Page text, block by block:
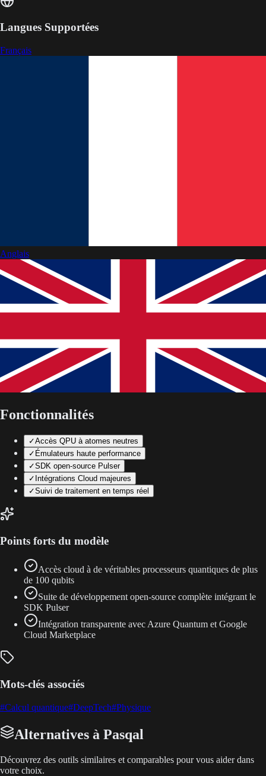
Langues Supportées
Français
Anglais
Fonctionnalités
✓Accès QPU à atomes neutres
✓ Émulateurs haute performance
✓SDK open-source Pulser
✓ Intégrations Cloud majeures
✓Suivi de traitement en temps réel
Points forts du modèle
Accès cloud à de véritables processeurs quantiques de plus
de 100 qubits
Suite de développement open-source complète intégrant le
SDK Pulser
Intégration transparente avec Azure Quantum et Google
Cloud Marketplace
Mots-clés associés
#Calcul quantique#DeepTech#Physique
Alternatives à Pasqal
Découvrez des outils similaires et comparables pour vous aider dans
votre choix.